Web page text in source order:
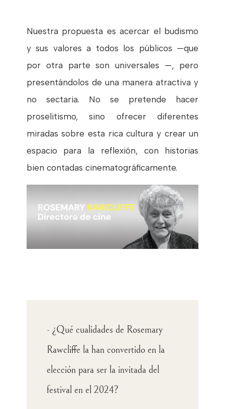
Nuestra propuesta es acercar el budismo
y sus valores a todos los públicos —que
por otra parte son universales —, pero
presentándolos de una manera atractiva y
no sectaria. No se pretende hacer
proselitismo, sino ofrecer diferentes
miradas sobre esta rica cultura y crear un
espacio para la reflexión, con historias
bien contadas cinematográficamente.
- ¿Qué cualidades de Rosemary
Rawcliffe la han convertido en la
elección para ser la invitada del
festival en el 2024?